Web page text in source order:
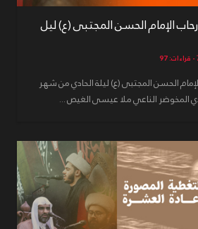
الإمام الحسن المجتبى (ع) ليل
الحسن المجتبى (ع) ليلة الحادي من شهر
المخوضر الناعي ملا عيسى الغيص ...